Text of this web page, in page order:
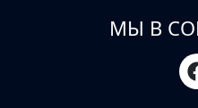
МЫ В